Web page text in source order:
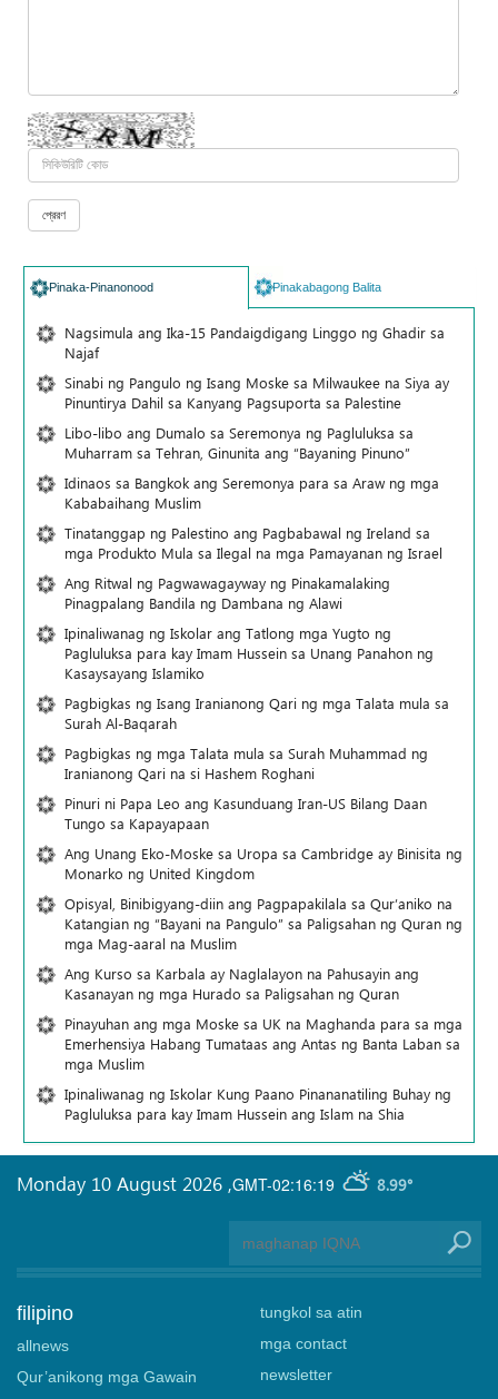
Pinaka-Pinanonood Pinakabagong Balita
Nagsimula ang Ika-15 Pandaigdigang Linggo ng Ghadir sa
Najaf
Sinabi ng Pangulo ng Isang Moske sa Milwaukee na Siya ay
Pinuntirya Dahil sa Kanyang Pagsuporta sa Palestine
Libo-libo ang Dumalo sa Seremonya ng Pagluluksa sa
Muharram sa Tehran, Ginunita ang “Bayaning Pinuno”
Idinaos sa Bangkok ang Seremonya para sa Araw ng mga
Kababaihang Muslim
Tinatanggap ng Palestino ang Pagbabawal ng Ireland sa
mga Produkto Mula sa Ilegal na mga Pamayanan ng Israel
Ang Ritwal ng Pagwawagayway ng Pinakamalaking
Pinagpalang Bandila ng Dambana ng Alawi
Ipinaliwanag ng Iskolar ang Tatlong mga Yugto ng
Pagluluksa para kay Imam Hussein sa Unang Panahon ng
Kasaysayang Islamiko
Pagbigkas ng Isang Iranianong Qari ng mga Talata mula sa
Surah Al-Baqarah
Pagbigkas ng mga Talata mula sa Surah Muhammad ng
Iranianong Qari na si Hashem Roghani
Pinuri ni Papa Leo ang Kasunduang Iran-US Bilang Daan
Tungo sa Kapayapaan
Ang Unang Eko-Moske sa Uropa sa Cambridge ay Binisita ng
Monarko ng United Kingdom
Opisyal, Binibigyang-diin ang Pagpapakilala sa Qur’aniko na
Katangian ng “Bayani na Pangulo” sa Paligsahan ng Quran ng
mga Mag-aaral na Muslim
Ang Kurso sa Karbala ay Naglalayon na Pahusayin ang
Kasanayan ng mga Hurado sa Paligsahan ng Quran
Pinayuhan ang mga Moske sa UK na Maghanda para sa mga
Emerhensiya Habang Tumataas ang Antas ng Banta Laban sa
mga Muslim
Ipinaliwanag ng Iskolar Kung Paano Pinananatiling Buhay ng
Pagluluksa para kay Imam Hussein ang Islam na Shia
GMT-02:16:19 8.99°
Monday 10 August 2026 ,
filipino
allnews
Qur’anikong mga Gawain
tungkol sa atin
mga contact
newsletter